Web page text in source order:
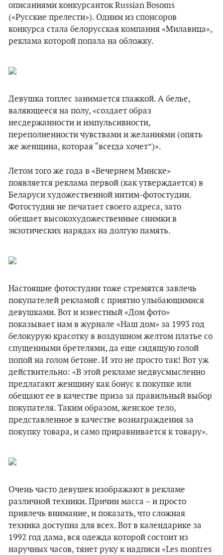
описаниями конкурсанток Russian Bosoms
(«Русские прелести»). Одним из спонсоров
конкурса стала белорусская компания «Милавица»,
реклама которой попала на обложку.
Девушка топлес занимается глажкой. А белье,
валяющееся на полу, «создает образ
несдержанности и импульсивности,
переполненности чувствами и желаниями (опять
же женщина, которая “всегда хочет”)».
Летом того же года в «Вечернем Минске»
появляется реклама первой (как утверждается) в
Беларуси художественной интим-фотостудии.
Фотостудия не печатает своего адреса, зато
обещает высокохудожественные снимки в
экзотических нарядах на долгую память.
Настоящие фотостудии тоже стремятся завлечь
покупателей рекламой с приятно улыбающимися
девушками. Вот и известный «Дом фото»
показывает нам в журнале «Наш дом» за 1993 год
белокурую красотку в воздушном желтом платье со
спущенными бретелями, да еще сидящую голой
попой на голом бетоне. И это не просто так! Вот уж
действительно: «В этой рекламе недвусмысленно
предлагают женщину как бонус к покупке или
обещают ее в качестве приза за правильный выбор
покупателя. Таким образом, женское тело,
представленное в качестве вознаграждения за
покупку товара, и само приравнивается к товару».
Очень часто девушек изображают в рекламе
различной техники. Причин масса – и просто
привлечь внимание, и показать, что сложная
техника доступна для всех. Вот в календарике за
1992 год дама, вся одежда которой состоит из
наручных часов, тянет руку к надписи «Les montres